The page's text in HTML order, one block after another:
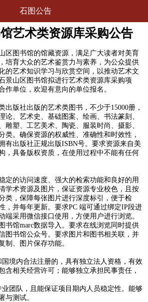
石图公告
艺术类资源库采购公告
图书馆的馆藏资源，满足广大读者对美育
培育大众的艺术鉴赏力与素养，为公众提供
的艺术知识学习与欣赏空间，以推动艺术文
景山区图书馆拟进行艺术类资源库采购项
作单位，欢迎有意向的单位报名。
版社出版的艺术类图书，不少于15000册，
论、艺术史、基础图案、绘画、书法篆刻、
雕塑、工艺美术、陶瓷、服装时尚、摄影、
类。确保资源的权威性、准确性和时效性，
有出版社正规出版ISBN号。要求资源来自美
，具备版权资质，在使用过程中不能有任何
的访问速度、强大的检索功能和良好的用
学术资源及图片，保证资源专业校色，且按
类，保障每张图片进行深度标引，便于检
，并每年更新。要求PC 端可通过绑定IP段进
端采用微信接口使用，方便用户进行浏览。
书馆marc数据导入。要求在线浏览同时提供
图书馆公众号。要求图片和图书相关联，并
制、图片保存功能。
内合法注册的，具有独立法人资格，有效
含相关经营许可；能够独立承担民事责任，
队，且能保证项目期内人员稳定性。能够
与测试。